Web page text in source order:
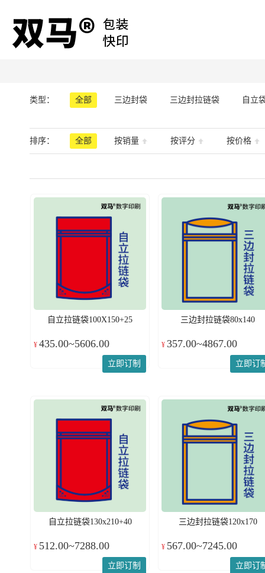
类型： 全部 三边封袋 三边封拉链袋 自立
排序： 全部 按销量 按评分 按价格
自立拉链袋100X150+25
¥ 435.00~5606.00
立即订制
三边封拉链袋80x140
¥ 357.00~4867.00
立即订
自立拉链袋130x210+40
¥ 512.00~7288.00
立即订制
三边封拉链袋120x170
¥ 567.00~7245.00
立即订